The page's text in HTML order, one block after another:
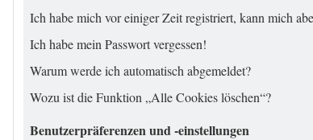
Ich habe mich vor einiger Zeit registriert, kann mich
Ich habe mein Passwort vergessen!
Warum werde ich automatisch abgemeldet?
Wozu ist die Funktion „Alle Cookies löschen“?
Benutzerpräferenzen und -einstellungen